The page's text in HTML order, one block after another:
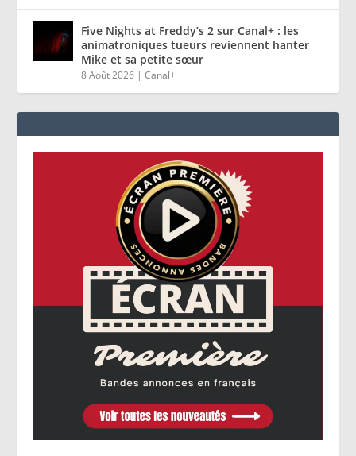
Five Nights at Freddy’s 2 sur Canal+ : les
animatroniques tueurs reviennent hanter
Mike et sa petite sœur
8 Août 2026 |Canal+